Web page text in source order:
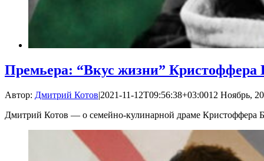
Премьера: “Вкус жизни” Кристоффера
Автор: Дмитрий Котов|2021-11-12T09:56:38+03:0012 Ноябрь,
Дмитрий Котов — о семейно-кулинарной драме Кристоффера